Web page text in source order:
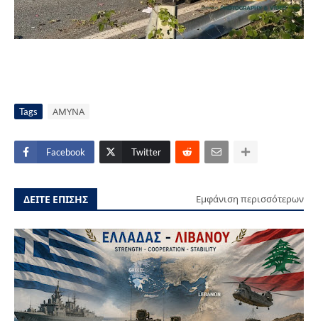
Tags ΑΜΥΝΑ
Facebook Twitter
ΔΕΙΤΕ ΕΠΙΣΗΣ Εμφάνιση περισσότερων